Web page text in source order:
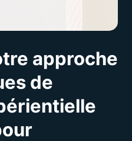
approche
de